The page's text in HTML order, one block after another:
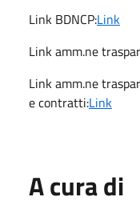
Link BDNCP:Link
Link amm.ne
Link amm.ne
e contratti:Link
A cura di